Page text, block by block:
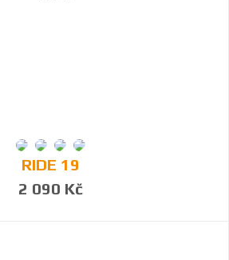
RIDE 19
2 090 Kč